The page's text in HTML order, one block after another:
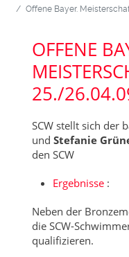
Offene Bayer.
OFFENE
25./
SCW stellt sich der
und Stefanie
den SCW
Ergebnisse:
Neben der
die SCW-
qualifizieren.